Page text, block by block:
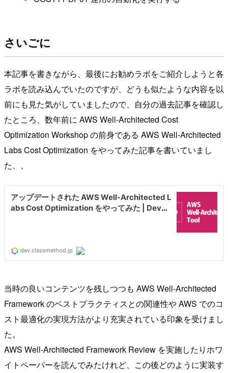
さいごに
本記事を書きながら、最後にお勧めラボをご紹介しようと各
ラボを読み込んでいたのですが、どうも似たような内容を以
前にも見た気がしていましたので、自分の過去記事を確認し
たところ、数年前に AWS Well-Architected Cost
Optimization Workshop の前身である AWS Well-Architected
Labs Cost Optimization をやってみた記事を書いていまし
た、、
当時の良いコンテンツを残しつつも AWS Well-Architected
Framework のベストプラクティスとの関連性や AWS でのコ
スト最適化の実現方法がより充実されている印象を受けまし
た。
AWS Well-Architected Framework Review を実施したりホワ
イトペーパーを読んでみたけれど、この後どのように実装す